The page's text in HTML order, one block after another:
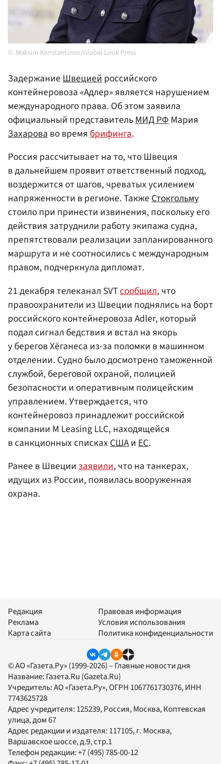
Maksim Konstantinov/Global Look Press
ЗадержаниеШвециейроссийского
контейнеровоза «Адлер» является нарушением
международного права. Об этом заявила
официальный представительМИД РФМария
Захароваво времябрифинга.
Россия рассчитывает на то, что Швеция
в дальнейшем проявит ответственный подход,
воздержится от шагов, чреватых усилением
напряженности в регионе. ТакжеСтокгольму
стоило при принести извинения, поскольку его
действия затруднили работу экипажа судна,
препятствовали реализации запланированного
маршрута и не соотносились с международным
правом, подчеркнула дипломат.
21 декабря телеканал SVTсообщил, что
правоохранители из Швеции поднялись на борт
российского контейнеровоза Adler, который
подал сигнал бедствия и встал на якорь
у берегов Хёганеса из-за поломки в машинном
отделении. Судно было досмотрено таможенной
службой, береговой охраной, полицией
безопасности и оперативным полицейским
управлением. Утверждается, что
контейнеровоз принадлежит российской
компании M Leasing LLC, находящейся
в санкционных списках СШАи ЕС.
Ранее в Швециизаявили, что на танкерах,
идущих из России, появилась вооруженная
охрана.
Редакция
Реклама
Карта сайта
Правовая информация
Условия использования
Политика конфиденциальности
© АО «Газета.Ру» (1999-2026) – Главные новости дня
Название: Газета.Ru (Gazeta.Ru)
Учредитель:АО «Газета.Ру», ОГРН 1067761730376, ИНН
7743625728
Адрес учредителя: 125239, Россия, Москва, Коптевская
улица, дом 67
Адрес редакции и издателя: 117105, г. Москва,
Варшавское шоссе, д.9, стр.1
Телефон редакции:+7 (495) 785-00-12